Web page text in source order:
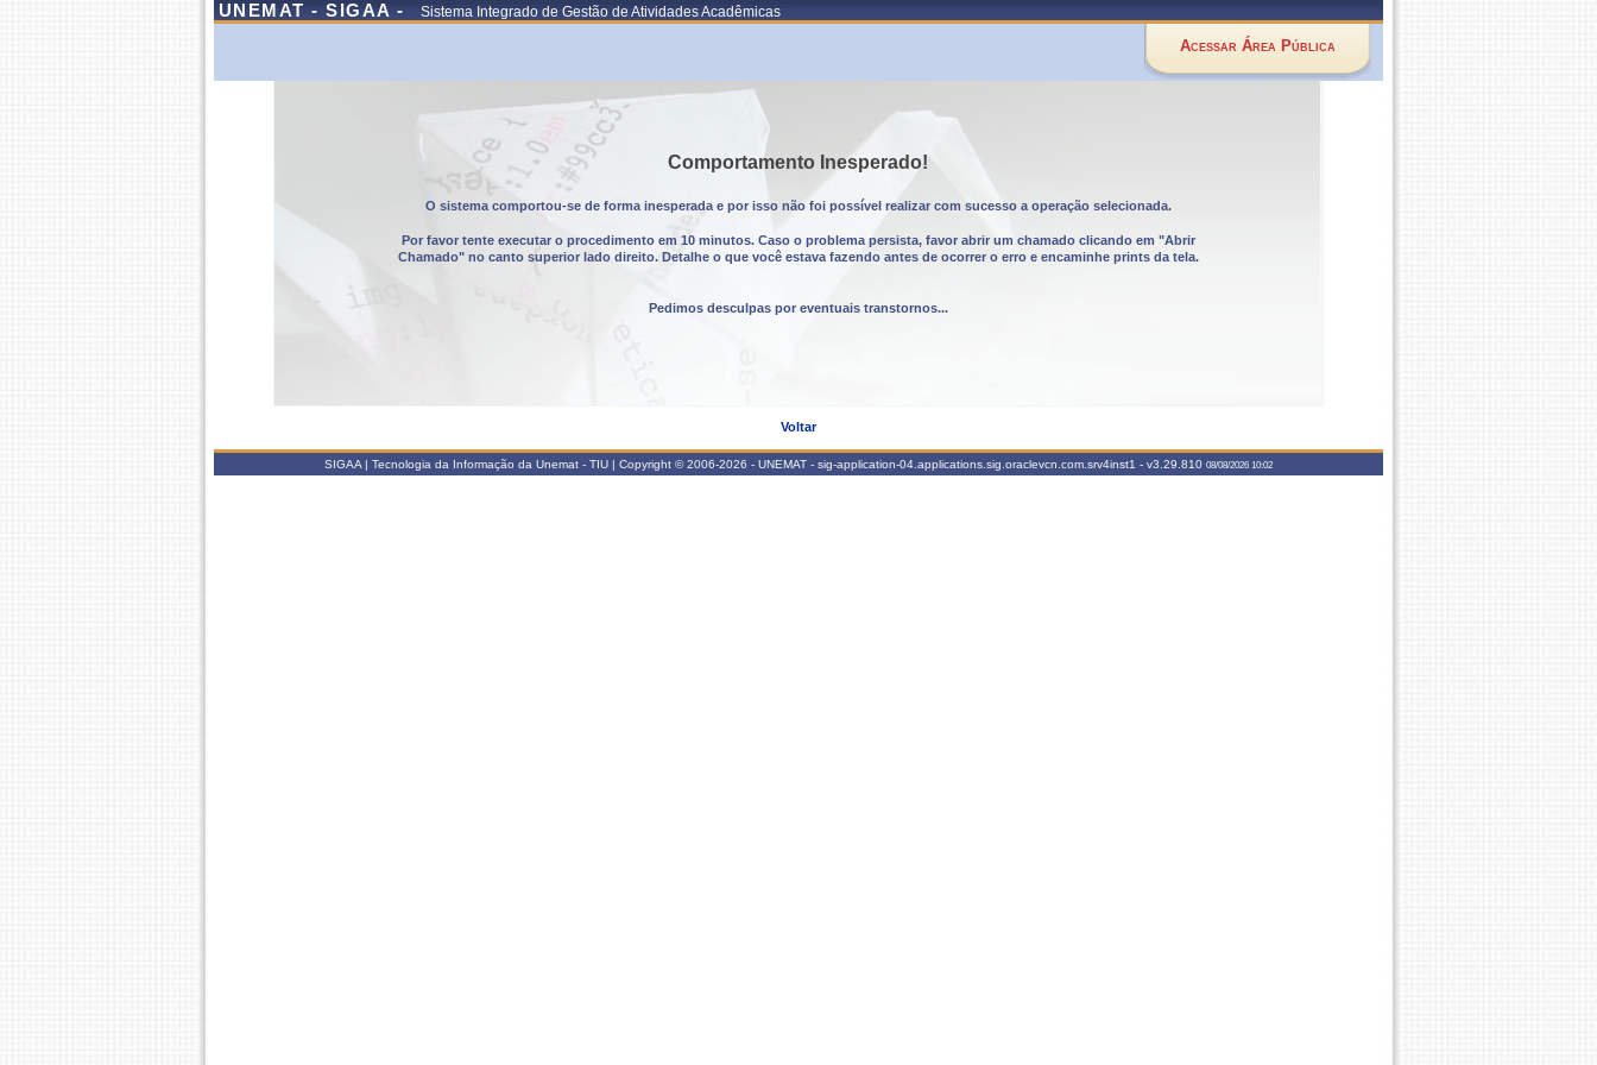
UNEMAT - SIGAA - Sistema Integrado de Gestão de Atividades Acadêmicas
Acessar Área Pública
Comportamento Inesperado!
O sistema comportou-se de forma inesperada e por isso não foi possível realizar com sucesso a operação selecionada.
Por favor tente executar o procedimento em 10 minutos. Caso o problema persista, favor abrir um chamado clicando em "Abrir
Chamado" no canto superior lado direito. Detalhe o que você estava fazendo antes de ocorrer o erro e encaminhe prints da tela.
Pedimos desculpas por eventuais transtornos...
Voltar
SIGAA | Tecnologia da Informação da Unemat - TIU | Copyright © 2006-2026 - UNEMAT - sig-application-04.applications.sig.oraclevcn.com.srv4inst1 - v3.29.810 08/08/2026 10:02